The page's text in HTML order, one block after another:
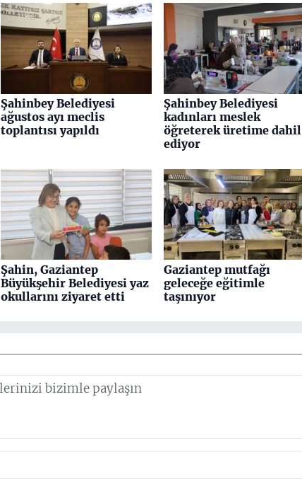
Şahinbey Belediyesi
ağustos ayı meclis
toplantısı yapıldı
Şahinbey Belediyesi
kadınları meslek
öğreterek üretime dahil
ediyor
Şahin, Gaziantep
Büyükşehir Belediyesi yaz
okullarını ziyaret etti
Gaziantep mutfağı
geleceğe eğitimle
taşınıyor